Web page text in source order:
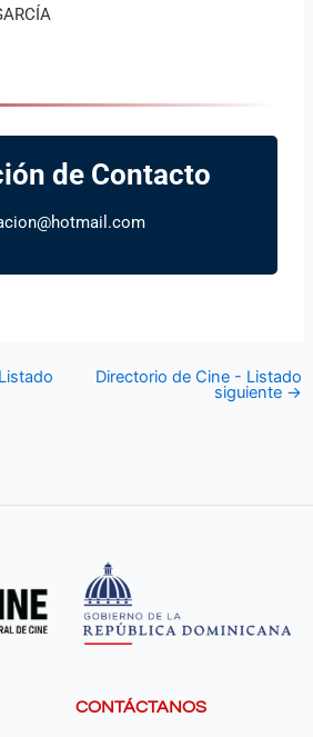
de Contacto
Directorio de Cine - Listado
siguiente →
CONTÁCTANOS